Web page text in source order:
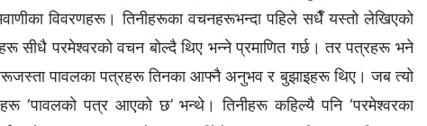
विवरणहरू। तिनीहरूका वचनहरूभन्दा पहिले सधैँ यस्तो लेखिएको
सीधै परमेश्‍वरको वचन बोल्दै थिए भन्‍ने प्रमाणित गर्छ। तर पत्रहरू भने
पावलका पत्रहरू तिनका आफ्‍नै अनुभव र बुझाइहरू थिए। जब त्यो
‘पावलको पत्र आएको छ’ भन्थे। तिनीहरू कहिल्यै पनि ‘परमेश्‍वरका